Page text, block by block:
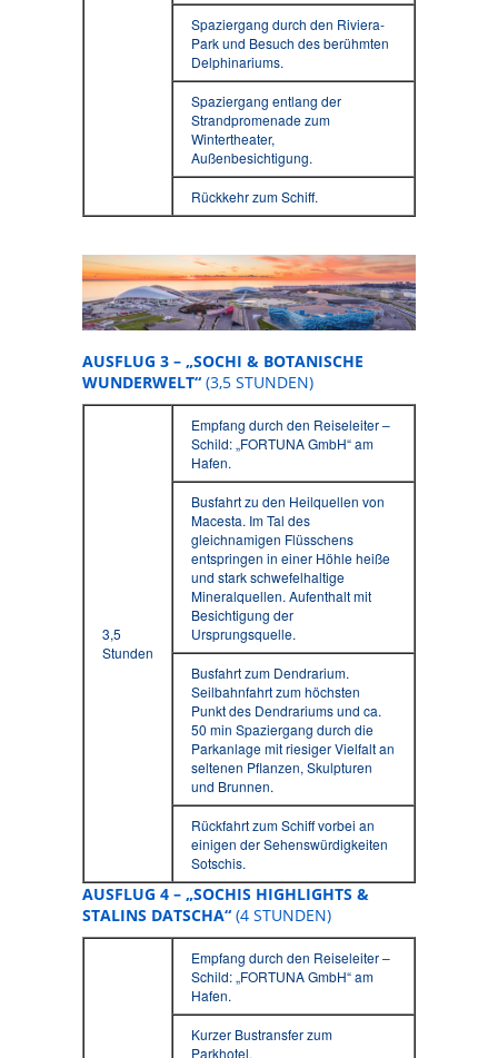
Spaziergang durch den Riviera-
Park und Besuch des berühmten
Delphinariums.
Spaziergang entlang der
Strandpromenade zum
Wintertheater,
Außenbesichtigung.
Rückkehr zum Schiff.
AUSFLUG 3 – „SOCHI & BOTANISCHE
WUNDERWELT“ (3,5 STUNDEN)
3,5
Stunden
Empfang durch den Reiseleiter –
Schild: „FORTUNA GmbH“ am
Hafen.
Busfahrt zu den Heilquellen von
Macesta. Im Tal des
gleichnamigen Flüsschens
entspringen in einer Höhle heiße
und stark schwefelhaltige
Mineralquellen. Aufenthalt mit
Besichtigung der
Ursprungsquelle.
Busfahrt zum Dendrarium.
Seilbahnfahrt zum höchsten
Punkt des Dendrariums und ca.
50 min Spaziergang durch die
Parkanlage mit riesiger Vielfalt an
seltenen Pflanzen, Skulpturen
und Brunnen.
Rückfahrt zum Schiff vorbei an
einigen der Sehenswürdigkeiten
Sotschis.
AUSFLUG 4 – „SOCHIS HIGHLIGHTS &
STALINS DATSCHA“ (4 STUNDEN)
Empfang durch den Reiseleiter –
Schild: „FORTUNA GmbH“ am
Hafen.
Kurzer Bustransfer zum
Parkhotel.